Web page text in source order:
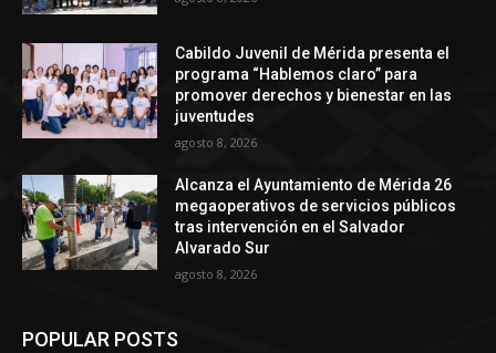
Cabildo Juvenil de Mérida presenta el
programa “Hablemos claro” para
promover derechos y bienestar en las
juventudes
agosto 8, 2026
Alcanza el Ayuntamiento de Mérida 26
megaoperativos de servicios públicos
tras intervención en el Salvador
Alvarado Sur
agosto 8, 2026
POPULAR POSTS